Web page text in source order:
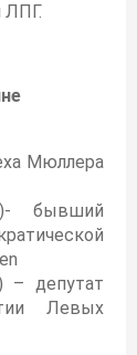
ЛПГ.
Мюллера
бывший
– депутат
Левых